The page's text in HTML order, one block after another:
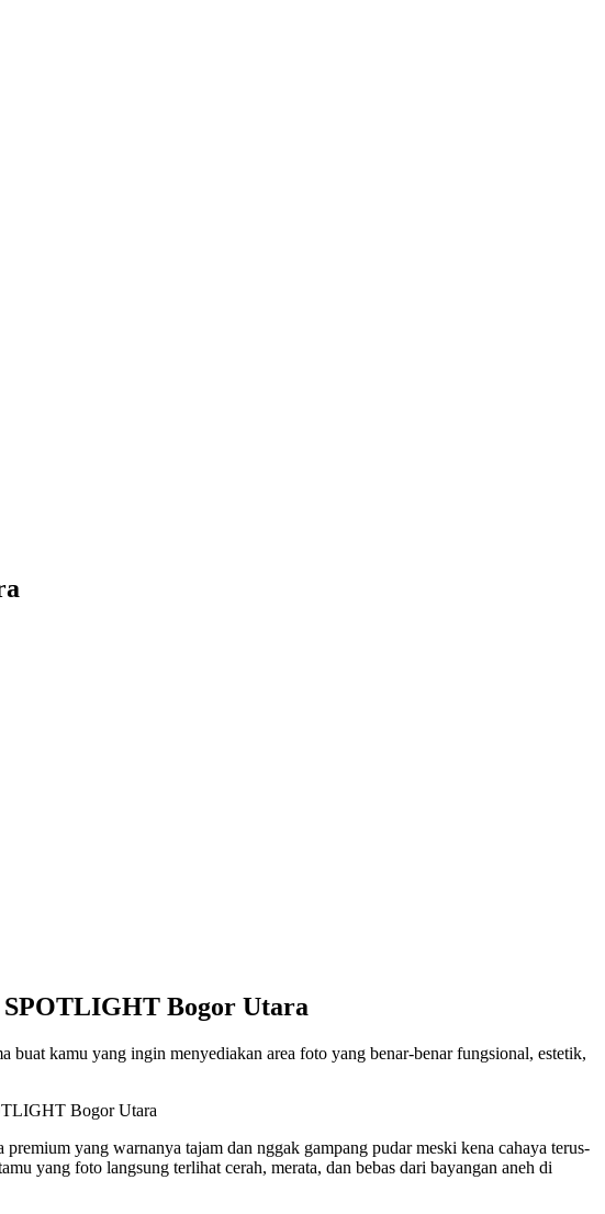
Bogor Utara
buat kamu yang ingin menyediakan area foto yang benar-benar fungsional, estetik,
yang warnanya tajam dan nggak gampang pudar meski kena cahaya terus-
yang foto langsung terlihat cerah, merata, dan bebas dari bayangan aneh di